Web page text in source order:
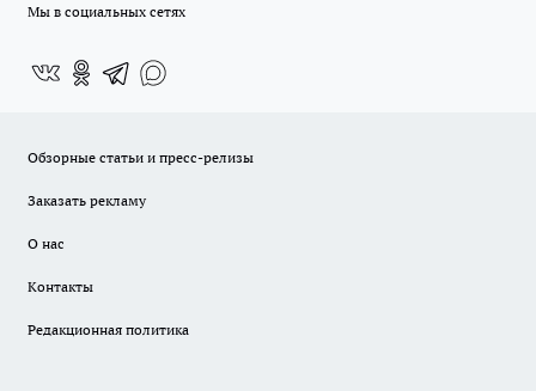
Мы в социальных сетях
Обзорные статьи и пресс-релизы
Заказать рекламу
О нас
Контакты
Редакционная политика